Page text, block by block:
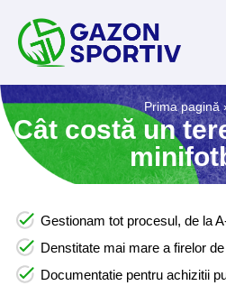
Prima pagină
Cât costă un
Gestionam tot procesul, de la
Denstitate mai mare a firelor
Documentatie pentru achizitii